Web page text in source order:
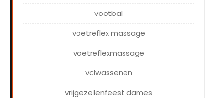
voetbal
voetreflex massage
voetreflexmassage
volwassenen
vrijgezellenfeest dames